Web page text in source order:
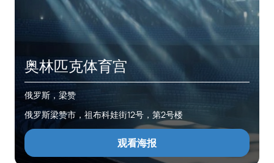
奥林匹克体育宫
俄罗斯，梁赞
俄罗斯梁赞市，祖布科娃街12号，第2号楼
观看海报